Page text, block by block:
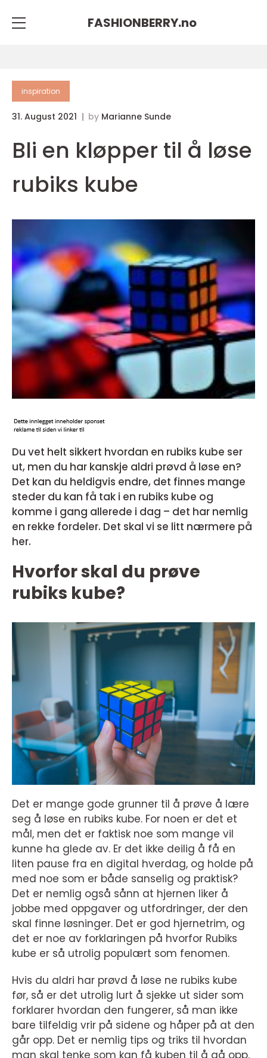
FASHIONBERRY.no
inspiration
31. August 2021 by Marianne Sunde
Bli en kløpper til å løse
rubiks kube
Du vet helt sikkert hvordan en rubiks kube ser
ut, men du har kanskje aldri prøvd å løse en?
Det kan du heldigvis endre, det finnes mange
steder du kan få tak i en rubiks kube og
komme i gang allerede i dag – det har nemlig
en rekke fordeler. Det skal vi se litt nærmere på
her.
Hvorfor skal du prøve
rubiks kube?
Det er mange gode grunner til å prøve å lære
seg å løse en rubiks kube. For noen er det et
mål, men det er faktisk noe som mange vil
kunne ha glede av. Er det ikke deilig å få en
liten pause fra en digital hverdag, og holde på
med noe som er både sanselig og praktisk?
Det er nemlig også sånn at hjernen liker å
jobbe med oppgaver og utfordringer, der den
skal finne løsninger. Det er god hjernetrim, og
det er noe av forklaringen på hvorfor Rubiks
kube er så utrolig populært som fenomen.
Hvis du aldri har prøvd å løse ne rubiks kube
før, så er det utrolig lurt å sjekke ut sider som
forklarer hvordan den fungerer, så man ikke
bare tilfeldig vrir på sidene og håper på at den
går opp. Det er nemlig tips og triks til hvordan
man skal tenke som kan få kuben til å gå opp,